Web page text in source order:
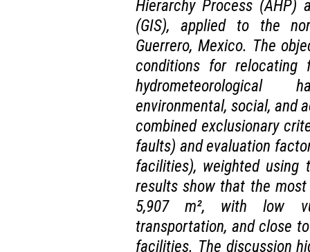
Hierarchy Process (AHP)
(GIS), applied to the
Guerrero, Mexico. The
conditions for relocating
hydrometeorological
environmental, social, and
combined exclusionary
faults) and evaluation
facilities), weighted using
results show that the
5,907 m², with low
transportation, and close
facilities. The discussion